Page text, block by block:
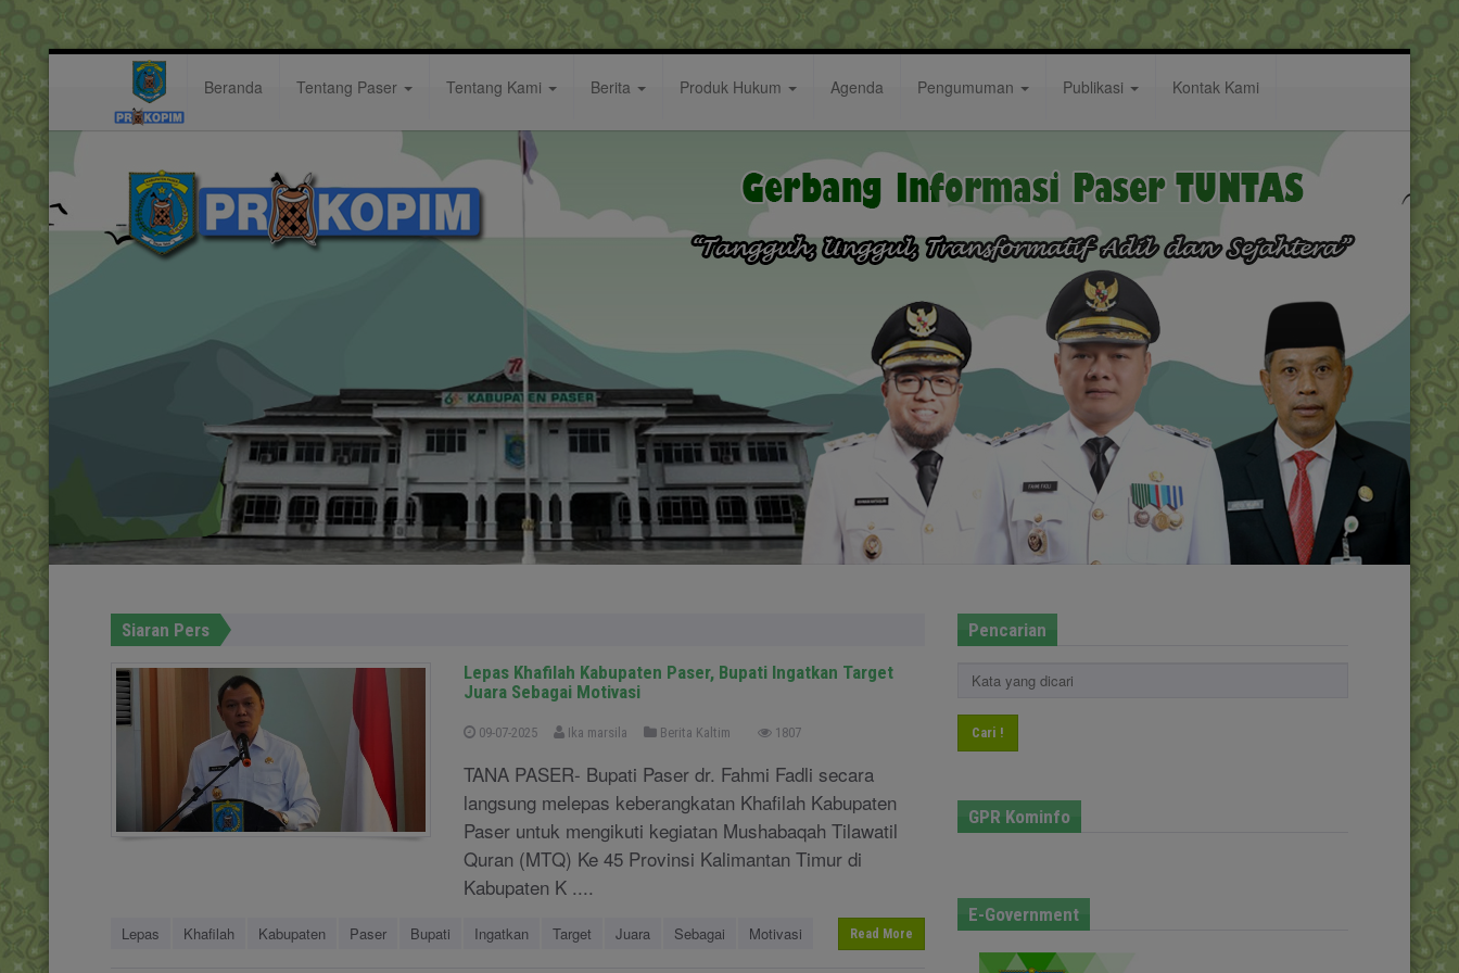
Beranda Tentang Paser Tentang Kami Berita Produk Hukum Agenda Pengumuman Publikasi Kontak Kami
Hastag:
Siaran Pers
Lepas Khafilah Kabupaten Paser, Bupati Ingatkan Target
Juara Sebagai Motivasi
09-07-2025 Ika marsila Berita Kaltim 1807
TANA PASER- Bupati Paser dr. Fahmi Fadli secara
langsung melepas keberangkatan Khafilah Kabupaten
Paser untuk mengikuti kegiatan Mushabaqah Tilawatil
Quran (MTQ) Ke 45 Provinsi Kalimantan Timur di
Kabupaten K ....
Lepas Khafilah Kabupaten Paser Bupati Ingatkan Target Juara Sebagai Motivasi Read More
Pencarian
Cari !
GPR Kominfo
E-Government